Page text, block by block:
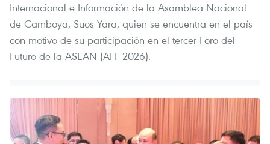
Internacional e Información de la Asamblea Nacional
de Camboya, Suos Yara, quien se encuentra en el país
con motivo de su participación en el tercer Foro del
Futuro de la ASEAN (AFF 2026).